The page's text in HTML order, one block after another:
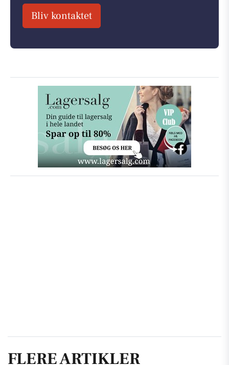
Bliv kontaktet
FLERE ARTIKLER